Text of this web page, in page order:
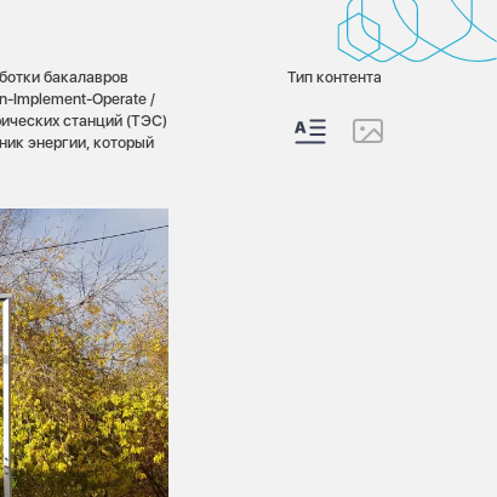
бакалавров
Implement-Operate /
станций (ТЭС)
энергии, который
Тип контента